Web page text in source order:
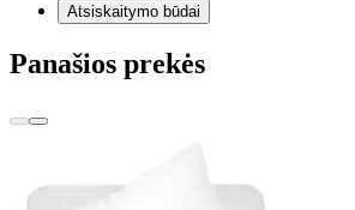
Atsiskaitymo būdai
Panašios prekės